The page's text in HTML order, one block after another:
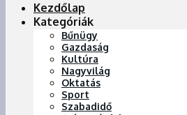
Kezdőlap
Kategóriák
Bűnügy
Gazdaság
Kultúra
Nagyvilág
Oktatás
Sport
Szabadidő